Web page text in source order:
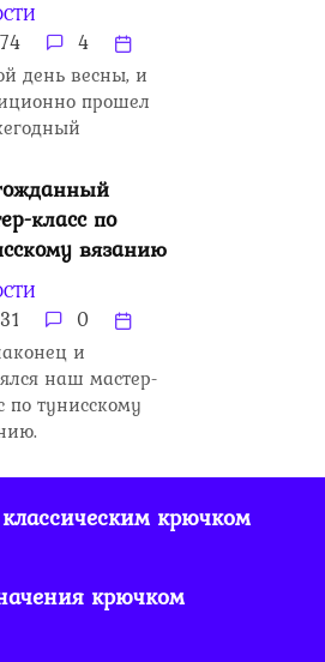
4
день весны, и
прошел
класс по
вязанию
0
и
наш мастер-
по тунисскому
крючком
крючком